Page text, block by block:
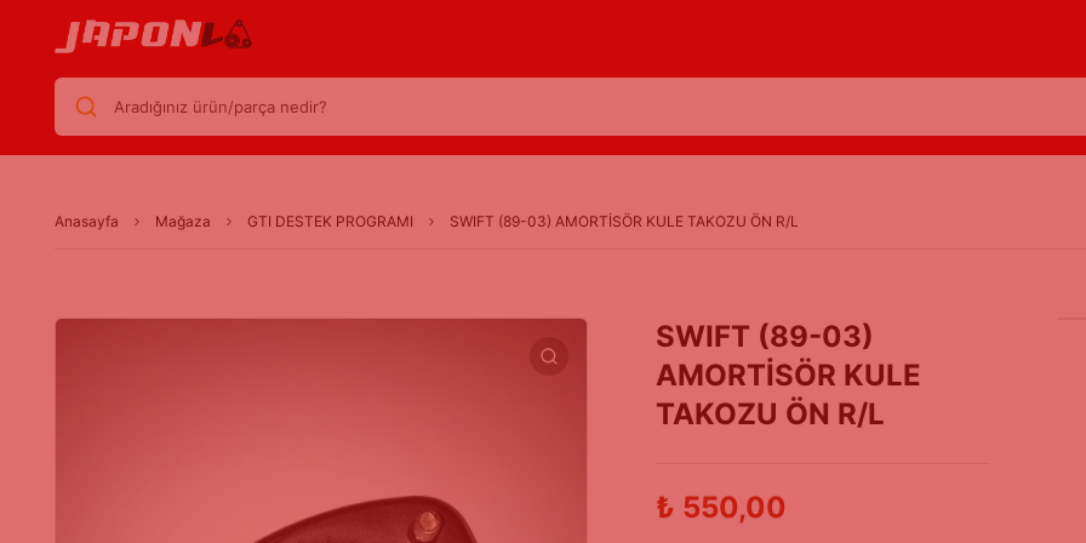
Aradığınız ürün/parça nedir?
Anasayfa Mağaza GTI DESTEK PROGRAMI SWIFT (89-03) AMORTİSÖR KULE TAKOZU ÖN R/L
SWIFT (89-03)
AMORTİSÖR KULE
TAKOZU ÖN R/L
₺ 550,00